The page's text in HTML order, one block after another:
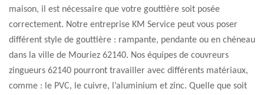
maison, il est nécessaire que votre gouttière soit posée
correctement. Notre entreprise KM Service peut vous poser
différent style de gouttière : rampante, pendante ou en chéneau
dans la ville de Mouriez 62140. Nos équipes de couvreurs
zingueurs 62140 pourront travailler avec différents matériaux,
comme : le PVC, le cuivre, l’aluminium et zinc. Quelle que soit